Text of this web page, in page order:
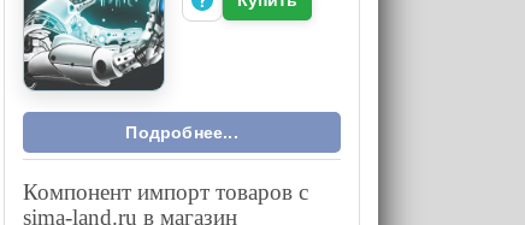
Подробнее...
Компонент импорт товаров с
sima-land.ru в магазин